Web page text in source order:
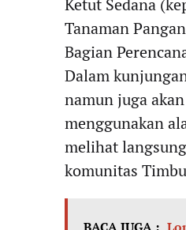
Tanaman
Bagian
​Dalam
namun juga
menggunakan
melihat
komunitas
BACA JUGA :